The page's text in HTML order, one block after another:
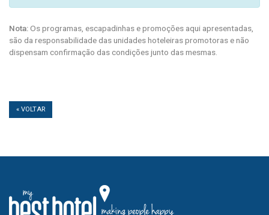
Nota:Os programas, escapadinhas e promoções aqui apresentadas,
são da responsabilidade das unidades hoteleiras promotoras e não
dispensam confirmação das condições junto das mesmas.
« VOLTAR